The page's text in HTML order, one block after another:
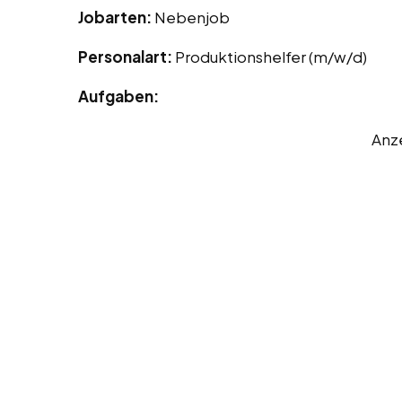
Jobarten: Nebenjob
Personalart: Produktionshelfer (m/w/d)
Aufgaben: